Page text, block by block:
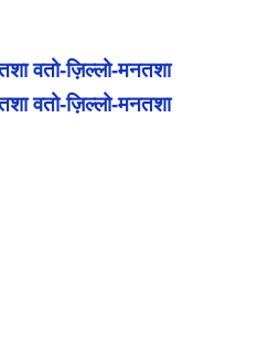
वतो-ज़िल्लो-मनतशा
वतो-ज़िल्लो-मनतशा